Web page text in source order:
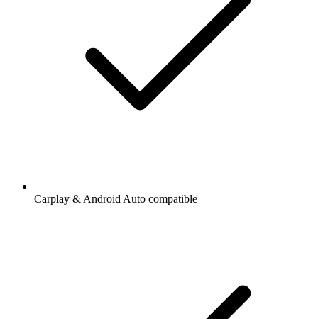
Carplay & Android Auto compatible